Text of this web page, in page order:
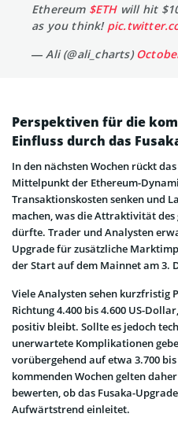
Ethereum $ETHwill hit
as you think!
— Ali (@ali_charts)
Perspektiven für die
Einfluss durch das
In den nächsten Wochen rückt
Mittelpunkt der Ethereum-
Transaktionskosten senken und
machen, was die Attraktivität des
dürfte. Trader und Analysten
Upgrade für zusätzliche
der Start auf dem Mainnet am 3.
Viele Analysten sehen kurzfristig
Richtung 4.400 bis 4.600 US-
positiv bleibt. Sollte es jedoch
unerwartete Komplikationen
vorübergehend auf etwa 3.700
kommenden Wochen gelten
bewerten, ob das Fusaka-
Aufwärtstrend einleitet.